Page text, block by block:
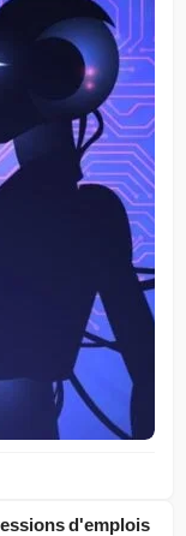
d'emplois